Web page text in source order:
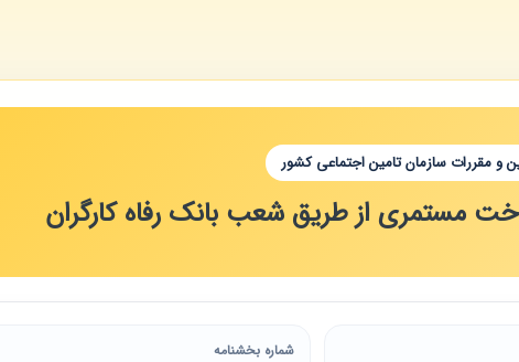
و مقررات سازمان تامین اجتماعی کشور
مستمری از طریق شعب بانک رفاه کارگران
شماره بخشنامه